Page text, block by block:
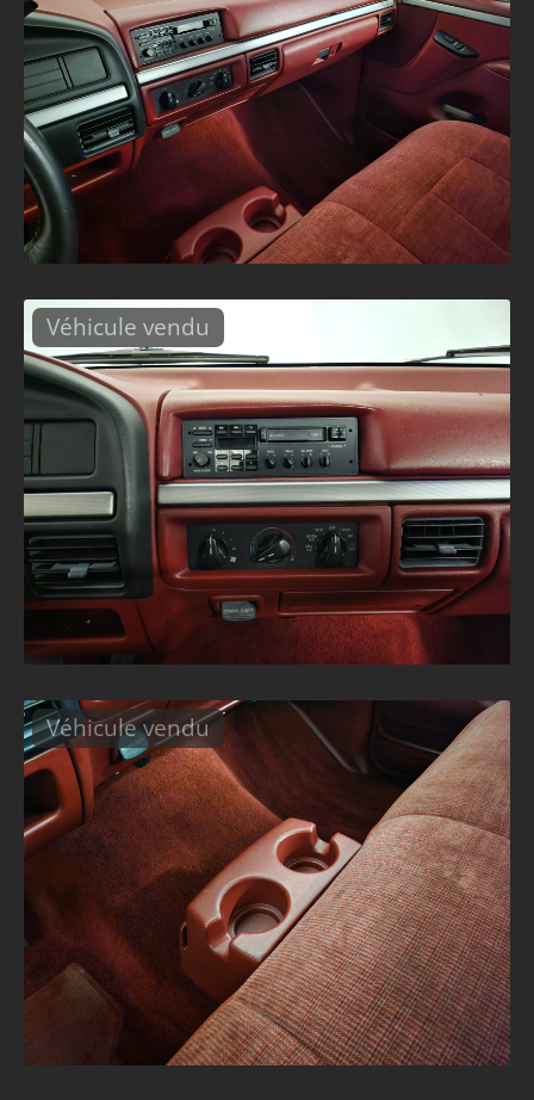
Véhicule vendu
Véhicule vendu